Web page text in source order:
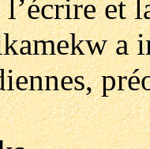
et
a